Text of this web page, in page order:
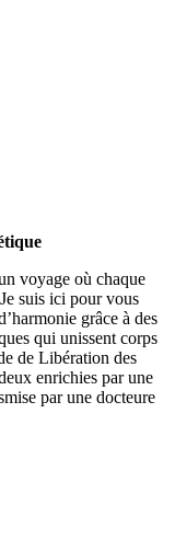
voyage où chaque
suis ici pour vous
grâce à des
qui unissent corps
de Libération des
enrichies par une
par une docteure